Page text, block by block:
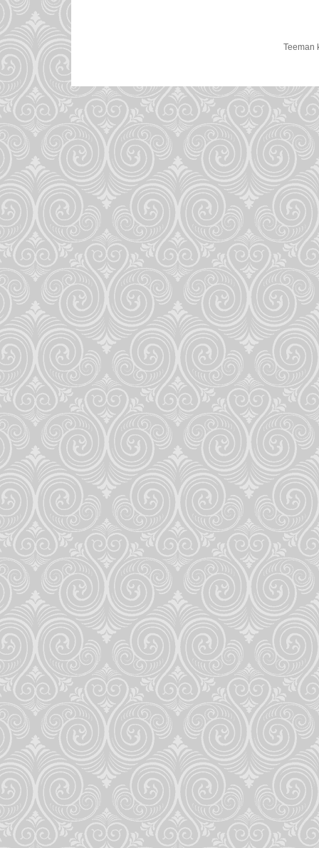
Teeman